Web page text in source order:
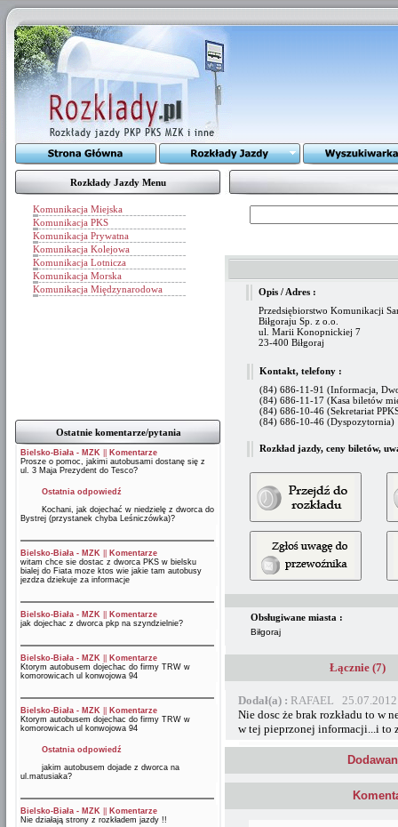
Rozkłady Jazdy Menu
Komunikacja Miejska
Komunikacja PKS
Komunikacja Prywatna
Komunikacja Kolejowa
Komunikacja Lotnicza
Komunikacja Morska
Komunikacja Międzynarodowa
Ostatnie komentarze/pytania
Bielsko-Biała - MZK
Komentarze
Prosze o pomoc, jakimi autobusami dostanę się z
ul. 3 Maja Prezydent do Tesco?
Ostatnia odpowiedź
Kochani, jak dojechać w niedzielę z dworca do
Bystrej (przystanek chyba Leśniczówka)?
Bielsko-Biała - MZK
Komentarze
witam chce sie dostac z dworca PKS w bielsku
bialej do Fiata moze ktos wie jakie tam autobusy
jezdza dziekuje za informacje
Bielsko-Biała - MZK
Komentarze
jak dojechac z dworca pkp na szyndzielnie?
Bielsko-Biała - MZK
Komentarze
Ktorym autobusem dojechac do firmy TRW w
komorowicach ul konwojowa 94
Bielsko-Biała - MZK
Komentarze
Ktorym autobusem dojechac do firmy TRW w
komorowicach ul konwojowa 94
Ostatnia odpowiedź
jakim autobusem dojade z dworca na
ul.matusiaka?
Bielsko-Biała - MZK
Komentarze
Nie działają strony z rozkładem jazdy !!
Opis / Adres :
Przedsiębiorstwo Komunikacji
Biłgoraju Sp. z o.o.
ul. Marii Konopnickiej 7
23-400 Biłgoraj
Kontakt, telefony :
(84) 686-11-91 (Informacja,
(84) 686-11-17 (Kasa biletów
(84) 686-10-46 (Sekretariat
(84) 686-10-46 (Dyspozytornia)
Rozkład jazdy, ceny biletów,
Obsługiwane miasta :
Biłgoraj
Łącznie (7)
Dodał(a) : RAFAEL
Nie dosc że brak rozkładu to w
w tej pieprzonej informacji...i to